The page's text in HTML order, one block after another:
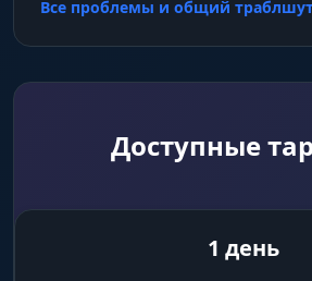
Все проблемы и общий
Доступные
1 день